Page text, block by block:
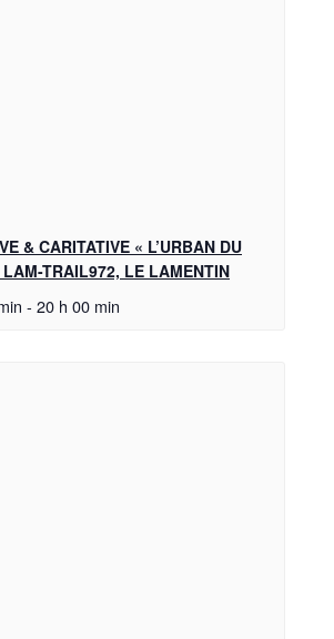
& CARITATIVE « L’URBAN DU
TRAIL972, LE LAMENTIN
- 20 h 00 min